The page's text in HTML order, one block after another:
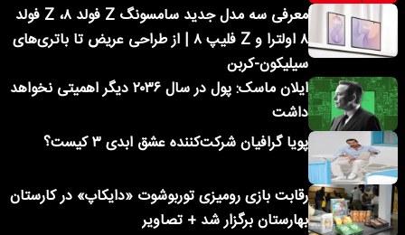
معرفی سه مدل جدید سامسونگ Z فولد ۸، Z فولد
۸ اولترا و Z فلیپ ۸ | از طراحی عریض تا باتری‌های
سیلیکون-کربن
ایلان ماسک: پول در سال ۲۰۳۶ دیگر اهمیتی نخواهد
داشت
پویا گرافیان شرکت‌کننده عشق ابدی ۳ کیست؟
رقابت بازی رومیزی توربوشوت «دایکاپ» در کارستان
بهارستان برگزار شد + تصاویر